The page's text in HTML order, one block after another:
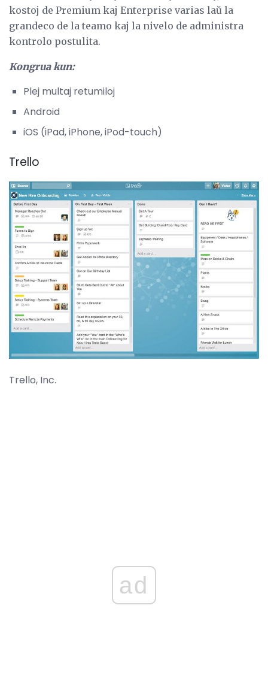
kostoj de Premium kaj Enterprise varias laŭ la
grandeco de la teamo kaj la nivelo de administra
kontrolo postulita.
Kongrua kun:
Plej multaj retumiloj
Android
iOS (iPad, iPhone, iPod-touch)
Trello
Trello, Inc.
ad